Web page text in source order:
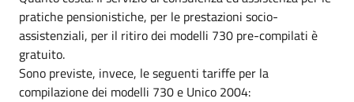
pratiche pensionistiche, per le prestazioni socio-
assistenziali, per il ritiro dei modelli 730 pre-compilati è
gratuito.
Sono previste, invece, le seguenti tariffe per la
compilazione dei modelli 730 e Unico 2004: